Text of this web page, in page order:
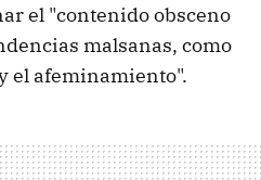
el "contenido obsceno
malsanas, como
el afeminamiento".